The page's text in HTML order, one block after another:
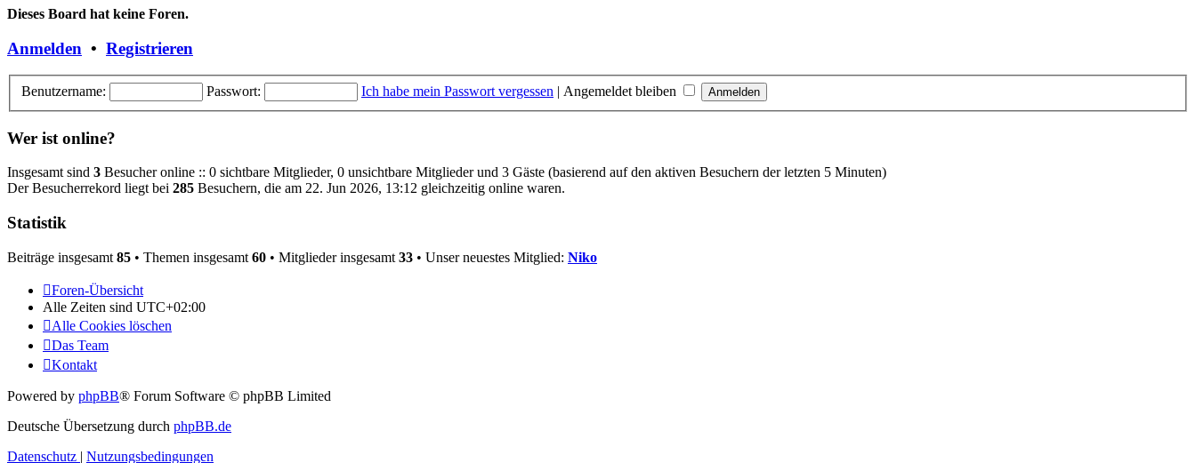
Dieses Board hat keine Foren.
Anmelden • Registrieren
Benutzername: Passwort: Ich habe mein Passwort vergessen | Angemeldet bleiben
Wer ist online?
Insgesamt sind 3 Besucher online :: 0 sichtbare Mitglieder, 0 unsichtbare Mitglieder und 3 Gäste (basierend auf den aktiven Besuchern der letzten 5 Minuten)
Der Besucherrekord liegt bei 285 Besuchern, die am 22. Jun 2026, 13:12 gleichzeitig online waren.
Statistik
Beiträge insgesamt 85 • Themen insgesamt 60 • Mitglieder insgesamt 33 • Unser neuestes Mitglied: Niko
Foren-Übersicht
Alle Zeiten sind UTC+02:00
Alle Cookies löschen
Das Team
Kontakt
Powered by phpBB® Forum Software © phpBB Limited
Deutsche Übersetzung durch phpBB.de
Datenschutz | Nutzungsbedingungen